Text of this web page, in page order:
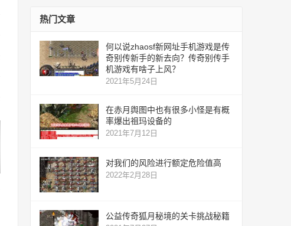
热门文章
何以说zhaosf新网址手机游戏是传
奇别传新手的新去向？传奇别传手
机游戏有啥子上风？
2021年5月24日
在赤月舆图中也有很多小怪是有概
率爆出祖玛设备的
2021年7月12日
对我们的风险进行额定危险值高
2022年2月28日
公益传奇狐月秘境的关卡挑战秘籍